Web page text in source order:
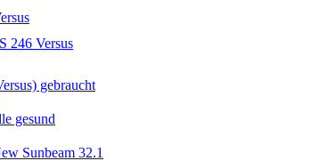
246 Versus
gebraucht
gesund
Sunbeam 32.1